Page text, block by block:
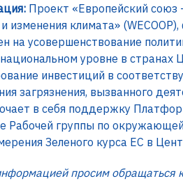
Проект «Европейский союз
климата»
на усовершенствование
уровне в
инвестиций в
загрязнения, вызванного
в себя поддержку
Рабочей группы по
Зеленого курса ЕС в
просим